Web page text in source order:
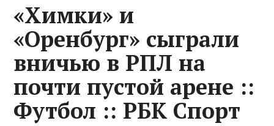
«Химки» и
«Оренбург» сыграли
вничью в РПЛ на
почти пустой арене ::
Футбол :: РБК Спорт